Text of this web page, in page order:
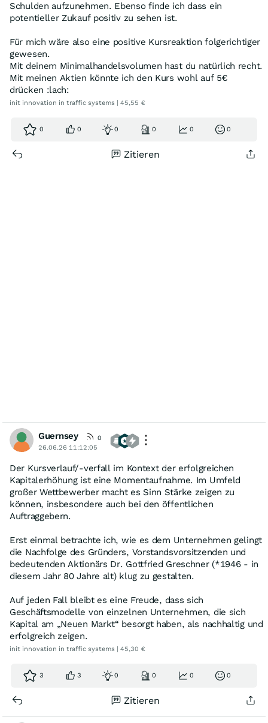
Schulden aufzunehmen. Ebenso finde ich dass ein
potentieller Zukauf positiv zu sehen ist.
Für mich wäre also eine positive Kursreaktion folgerichtiger
gewesen.
Mit deinem Minimalhandelsvolumen hast du natürlich recht.
Mit meinen Aktien könnte ich den Kurs wohl auf 5€
drücken :lach:
init innovation in traffic systems | 45,55 €
0 0 0 0 0 0
Zitieren
Guernsey
0
26.06.26 11:12:05
Der Kursverlauf/-verfall im Kontext der erfolgreichen
Kapitalerhöhung ist eine Momentaufnahme. Im Umfeld
großer Wettbewerber macht es Sinn Stärke zeigen zu
können, insbesondere auch bei den öffentlichen
Auftraggebern.
Erst einmal betrachte ich, wie es dem Unternehmen gelingt
die Nachfolge des Gründers, Vorstandsvorsitzenden und
bedeutenden Aktionärs Dr. Gottfried Greschner (*1946 - in
diesem Jahr 80 Jahre alt) klug zu gestalten.
Auf jeden Fall bleibt es eine Freude, dass sich
Geschäftsmodelle von einzelnen Unternehmen, die sich
Kapital am „Neuen Markt“ besorgt haben, als nachhaltig und
erfolgreich zeigen.
init innovation in traffic systems | 45,30 €
3 3 0 0 0 0
Zitieren